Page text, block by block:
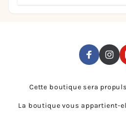
E-
Cette boutique sera
La boutique vous appartient-